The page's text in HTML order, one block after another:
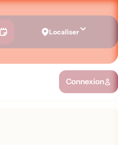
Localiser
Connexion